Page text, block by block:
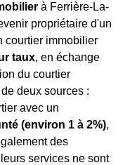
à Ferrière-La-
propriétaire d'un
courtier immobilier
taux, en échange
du courtier
deux sources :
avec un
(environ 1 à 2%),
des
services ne sont